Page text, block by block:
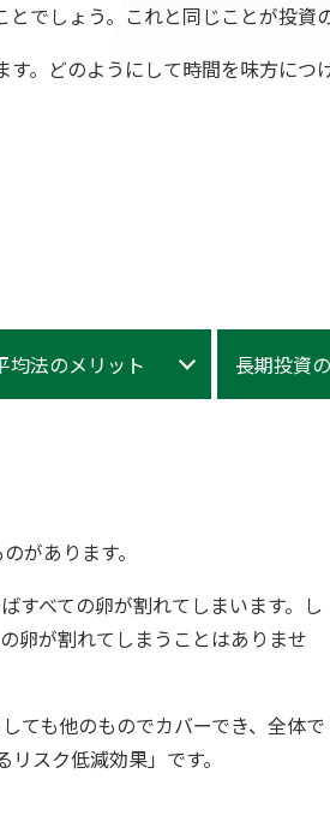
でしょう。これと同じことが投資
。どのようにして時間を味方に
均法のメリット 長期投資
があります。
すべての卵が割れてしまいます。し
卵が割れてしまうことはありませ
ても他のものでカバーでき、全体で
スク低減効果」です。